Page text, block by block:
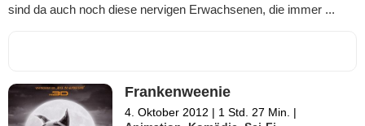
sind da auch noch diese nervigen Erwachsenen, die immer ...
Frankenweenie
4. Oktober 2012 | 1 Std. 27 Min. |